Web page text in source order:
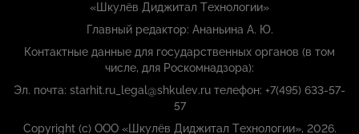
«Шкулёв Диджитал Технологии»
Главный редактор: Ананьина А. Ю.
Контактные данные для государственных органов (в том
числе, для Роскомнадзора):
Эл. почта: starhit.ru_legal@shkulev.ru телефон: +7(495) 633-57-
57
Copyright (с) ООО «Шкулёв Диджитал Технологии», 2026.